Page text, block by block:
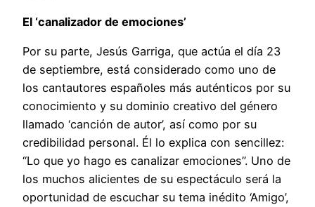
El ‘canalizador de emociones’
Por su parte, Jesús Garriga, que actúa el día 23
de septiembre, está considerado como uno de
los cantautores españoles más auténticos por su
conocimiento y su dominio creativo del género
llamado ‘canción de autor’, así como por su
credibilidad personal. Él lo explica con sencillez:
“Lo que yo hago es canalizar emociones”. Uno de
los muchos alicientes de su espectáculo será la
oportunidad de escuchar su tema inédito ‘Amigo’,